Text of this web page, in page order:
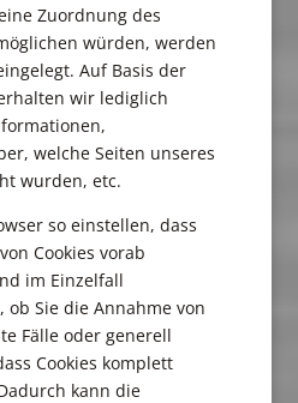
Zuordnung des
würden, werden
Auf Basis der
wir lediglich
welche Seiten unseres
wurden, etc.
so einstellen, dass
Cookies vorab
im Einzelfall
Sie die Annahme von
Fälle oder generell
Cookies komplett
kann die